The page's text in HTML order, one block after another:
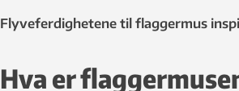
Flyveferdighetene til flaggermus
Hva er